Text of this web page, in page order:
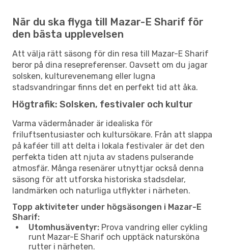
När du ska flyga till Mazar-E Sharif för
den bästa upplevelsen
Att välja rätt säsong för din resa till Mazar-E Sharif
beror på dina resepreferenser. Oavsett om du jagar
solsken, kulturevenemang eller lugna
stadsvandringar finns det en perfekt tid att åka.
Högtrafik: Solsken, festivaler och kultur
Varma vädermånader är idealiska för
friluftsentusiaster och kultursökare. Från att slappa
på kaféer till att delta i lokala festivaler är det den
perfekta tiden att njuta av stadens pulserande
atmosfär. Många resenärer utnyttjar också denna
säsong för att utforska historiska stadsdelar,
landmärken och naturliga utflykter i närheten.
Topp aktiviteter under högsäsongen i Mazar-E
Sharif:
Utomhusäventyr: Prova vandring eller cykling
runt Mazar-E Sharif och upptäck natursköna
rutter i närheten.